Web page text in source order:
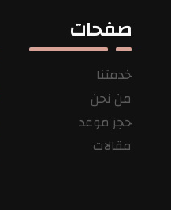
صفحات
خدمتنا
من نحن
حجز موعد
مقالات